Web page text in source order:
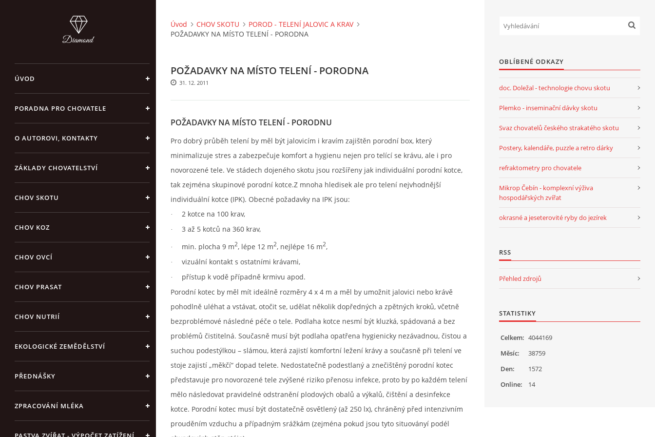
ÚVOD
PORADNA PRO CHOVATELE
O AUTOROVI, KONTAKTY
ZÁKLADY CHOVATELSTVÍ
CHOV SKOTU
CHOV KOZ
CHOV OVCÍ
CHOV PRASAT
CHOV NUTRIÍ
EKOLOGICKÉ ZEMĚDĚLSTVÍ
PŘEDNÁŠKY
ZPRACOVÁNÍ MLÉKA
Úvod CHOV SKOTU
POROD - TELENÍ JALOVIC A KRAV
POŽADAVKY NA MÍSTO TELENÍ - PORODNA
POŽADAVKY NA MÍSTO TELENÍ - PORODNA
31. 12. 2011
POŽADAVKY NA MÍSTO TELENÍ - PORODNU
Pro dobrý průběh telení by měl být jalovicím i kravím zajištěn porodní box, který
minimalizuje stres a zabezpečuje komfort a hygienu nejen pro telící se krávu, ale i pro
novorozené tele. Ve stádech dojeného skotu jsou rozšířeny jak individuální porodní kotce,
tak zejména skupinové porodní kotce.Z mnoha hledisek ale pro telení nejvhodnější
individuální kotce (IPK). Obecné požadavky na IPK jsou:
· 2 kotce na 100 krav,
· 3 až 5 kotců na 360 krav,
· min. plocha 9 m2, lépe 12 m2, nejlépe 16 m2,
· vizuální kontakt s ostatními krávami,
·
přístup k vodě případně krmivu apod.
Porodní kotec by měl mít ideálně rozměry 4 x 4 m a měl by umožnit jalovici nebo krávě
pohodlně uléhat a vstávat, otočit se, udělat několik dopředných a zpětných kroků, včetně
bezproblémové následné péče o tele. Podlaha kotce nesmí být kluzká, spádovaná a bez
problémů čistitelná. Současně musí být podlaha opatřena hygienicky nezávadnou, čistou a
suchou podestýlkou – slámou, která zajistí komfortní ležení krávy a současně při telení ve
stoje zajistí „měkčí“ dopad telete. Nedostatečně podestlaný a znečištěný porodní kotec
představuje pro novorozené tele zvýšené riziko přenosu infekce, proto by po každém telení
mělo následovat pravidelné odstranění plodových obalů a výkalů, čištění a desinfekce
kotce. Porodní kotec musí být dostatečně osvětlený (až 250 lx), chráněný před intenzivním
prouděním vzduchu a případným srážkám (zejména pokud jsou tyto situoványí podél
OBLÍBENÉ ODKAZY
doc. Doležal - technologie chovu skotu
Plemko - inseminační dávky skotu
Svaz chovatelů českého strakatého skotu
Postery, kalendáře, puzzle a retro dárky
refraktometry pro chovatele
Mikrop Čebín - komplexní výživa
hospodářských zvířat
okrasné a jeseterovité ryby do jezírek
RSS
Přehled zdrojů
STATISTIKY
Online: 14
Celkem: 4044169
Měsíc:
38759
Den:
1572